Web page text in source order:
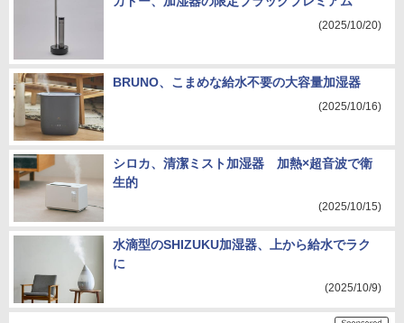
(2025/10/20)
BRUNO、こまめな給水不要の大容量加湿器
(2025/10/16)
シロカ、清潔ミスト加湿器 加熱×超音波で衛
生的
(2025/10/15)
水滴型のSHIZUKU加湿器、上から給水でラク
に
(2025/10/9)